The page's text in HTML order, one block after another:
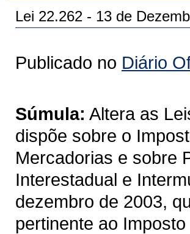
Lei 22.262 - 13 de
Publicado no Diário
Súmula: Altera as
dispõe sobre o
Mercadorias e sobre
Interestadual e
dezembro de 2003,
pertinente ao